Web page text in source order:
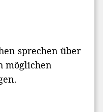
sprechen über
möglichen